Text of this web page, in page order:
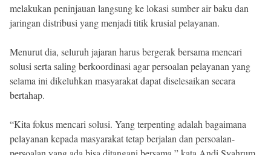
melakukan peninjauan langsung ke lokasi sumber air baku dan
jaringan distribusi yang menjadi titik krusial pelayanan.
Menurut dia, seluruh jajaran harus bergerak bersama mencari
solusi serta saling berkoordinasi agar persoalan pelayanan yang
selama ini dikeluhkan masyarakat dapat diselesaikan secara
bertahap.
“Kita fokus mencari solusi. Yang terpenting adalah bagaimana
pelayanan kepada masyarakat tetap berjalan dan persoalan-